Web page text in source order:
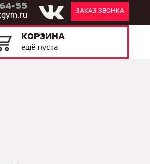
ЗАКАЗ ЗВОНКА
55
КОРЗИНА
ещё пуста